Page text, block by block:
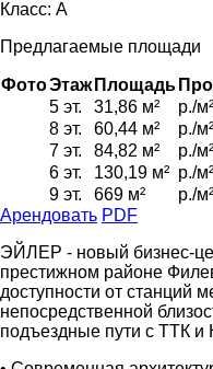
Класс: А
Предлагаемые площади
ФотоЭтаж Площадь
5 эт.
31,86 м²
р./м²
8 эт.
60,44 м²
р./м²
7 эт.
84,82 м²
р./м²
6 эт.
130,19 м² р./м²
9 эт.
669 м²
р./м²
Арендовать PDF
ЭЙЛЕР - новый бизнес-
престижном районе
доступности от станций
непосредственной
подъездные пути с ТТК и